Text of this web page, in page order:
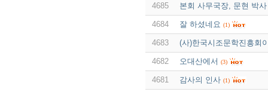
4685 본회 사무국장, 문현 박
4684 잘 하셨네요 (1)
4683 (사)한국시조문학진흥회
4682 오대산에서 (3)
4681 감사의 인사 (1)